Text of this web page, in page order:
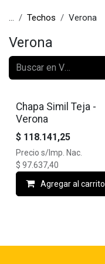
... Techos Verona
Verona
🔥10% OFF
Chapa Simil Teja -
Verona
$ 118.141,25
Precio s/Imp. Nac.
$ 97.637,40
Agregar al carrito